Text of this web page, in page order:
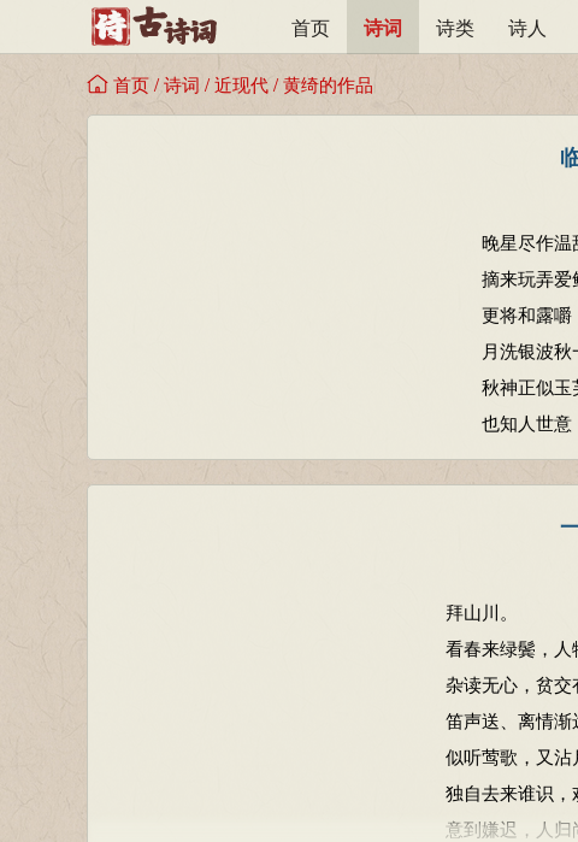
首页 诗词 诗类 诗人
首页/诗词 /近现代/黄绮的作品
晚星尽作温
摘来玩弄爱
更将和露嚼
月洗银波秋
秋神正似玉
也知人世意
拜山川。
看春来绿鬓，人
杂读无心，贫交
笛声送、离情渐
似听莺歌，又沾
独自去来谁识，
意到嫌迟，人归